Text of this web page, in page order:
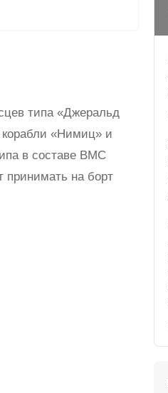
типа «Джеральд
«Нимиц» и
в составе ВМС
на борт